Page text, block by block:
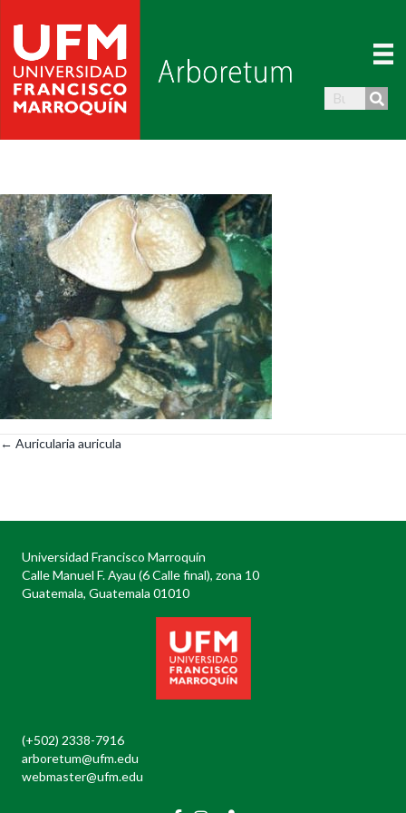
Posts
← Auricularia auricula
Universidad Francisco Marroquín
Calle Manuel F. Ayau (6 Calle final), zona 10
Guatemala, Guatemala 01010
(+502) 2338-7916
arboretum@ufm.edu
webmaster@ufm.edu